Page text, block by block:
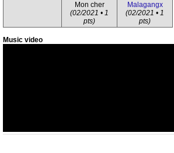
Mon cher
(02/2021 • 1
pts)
Malagangx
(02/2021 • 1
pts)
Music video